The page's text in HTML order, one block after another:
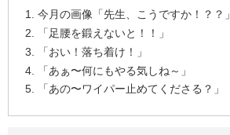
今月の画像「先生、こうですか！？？」
「足腰を鍛えないと！！」
「おい！落ち着け！」
「あぁ〜何にもやる気しね～」
「あの〜ワイパー止めてくださる？」